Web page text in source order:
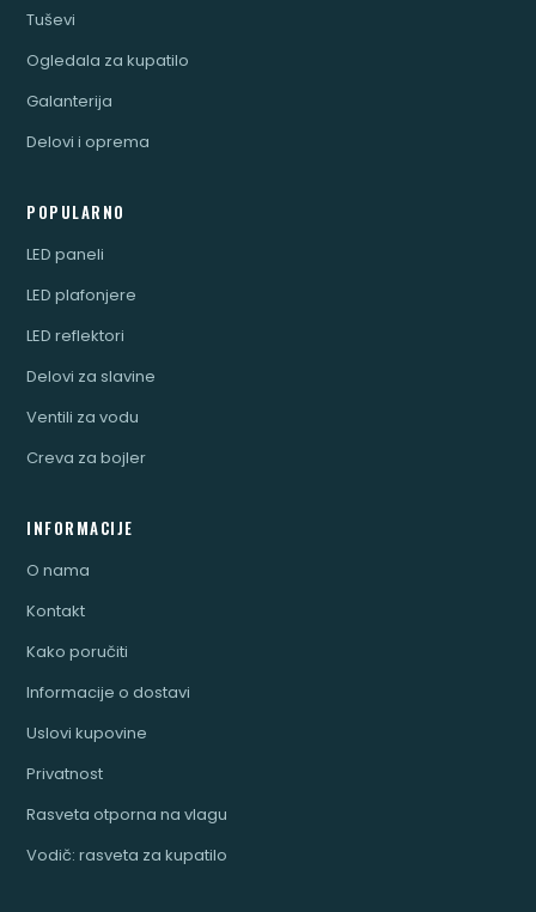
Tuševi
Ogledala za kupatilo
Galanterija
Delovi i oprema
POPULARNO
LED paneli
LED plafonjere
LED reflektori
Delovi za slavine
Ventili za vodu
Creva za bojler
INFORMACIJE
O nama
Kontakt
Kako poručiti
Informacije o dostavi
Uslovi kupovine
Privatnost
Rasveta otporna na vlagu
Vodič: rasveta za kupatilo